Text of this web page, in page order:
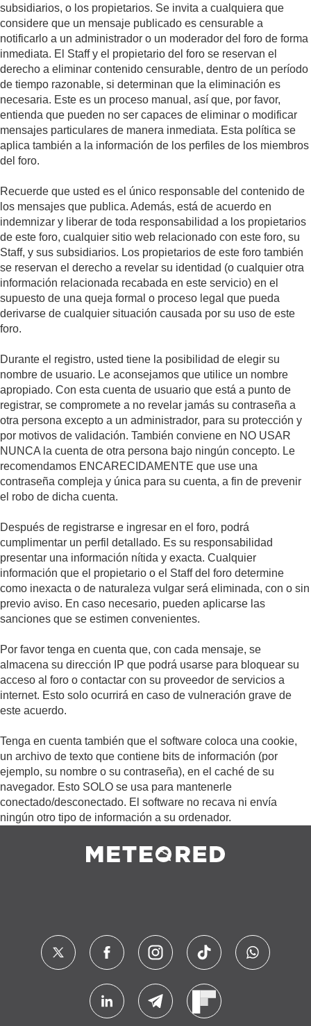
subsidiarios, o los propietarios. Se invita a cualquiera que
considere que un mensaje publicado es censurable a
notificarlo a un administrador o un moderador del foro de forma
inmediata. El Staff y el propietario del foro se reservan el
derecho a eliminar contenido censurable, dentro de un período
de tiempo razonable, si determinan que la eliminación es
necesaria. Este es un proceso manual, así que, por favor,
entienda que pueden no ser capaces de eliminar o modificar
mensajes particulares de manera inmediata. Esta política se
aplica también a la información de los perfiles de los miembros
del foro.
Recuerde que usted es el único responsable del contenido de
los mensajes que publica. Además, está de acuerdo en
indemnizar y liberar de toda responsabilidad a los propietarios
de este foro, cualquier sitio web relacionado con este foro, su
Staff, y sus subsidiarios. Los propietarios de este foro también
se reservan el derecho a revelar su identidad (o cualquier otra
información relacionada recabada en este servicio) en el
supuesto de una queja formal o proceso legal que pueda
derivarse de cualquier situación causada por su uso de este
foro.
Durante el registro, usted tiene la posibilidad de elegir su
nombre de usuario. Le aconsejamos que utilice un nombre
apropiado. Con esta cuenta de usuario que está a punto de
registrar, se compromete a no revelar jamás su contraseña a
otra persona excepto a un administrador, para su protección y
por motivos de validación. También conviene en NO USAR
NUNCA la cuenta de otra persona bajo ningún concepto. Le
recomendamos ENCARECIDAMENTE que use una
contraseña compleja y única para su cuenta, a fin de prevenir
el robo de dicha cuenta.
Después de registrarse e ingresar en el foro, podrá
cumplimentar un perfil detallado. Es su responsabilidad
presentar una información nítida y exacta. Cualquier
información que el propietario o el Staff del foro determine
como inexacta o de naturaleza vulgar será eliminada, con o sin
previo aviso. En caso necesario, pueden aplicarse las
sanciones que se estimen convenientes.
Por favor tenga en cuenta que, con cada mensaje, se
almacena su dirección IP que podrá usarse para bloquear su
acceso al foro o contactar con su proveedor de servicios a
internet. Esto solo ocurrirá en caso de vulneración grave de
este acuerdo.
Tenga en cuenta también que el software coloca una cookie,
un archivo de texto que contiene bits de información (por
ejemplo, su nombre o su contraseña), en el caché de su
navegador. Esto SOLO se usa para mantenerle
conectado/desconectado. El software no recava ni envía
ningún otro tipo de información a su ordenador.